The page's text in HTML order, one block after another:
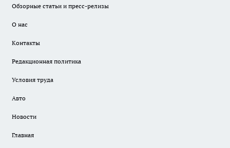
Обзорные статьи и пресс-релизы
О нас
Контакты
Редакционная политика
Условия труда
Авто
Новости
Главная